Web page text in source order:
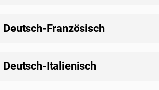
Deutsch-Französisch
Deutsch-Italienisch